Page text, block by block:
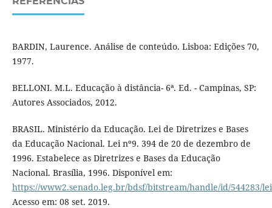
BARDIN, Laurence. Análise de conteúdo. Lisboa: Edições 70,
1977.
BELLONI. M.L. Educação à distância- 6ª. Ed. - Campinas, SP:
Autores Associados, 2012.
BRASIL. Ministério da Educação. Lei de Diretrizes e Bases
da Educação Nacional. Lei nº9. 394 de 20 de dezembro de
1996. Estabelece as Diretrizes e Bases da Educação
Nacional. Brasília, 1996. Disponível em:
https://www2.senado.leg.br/bdsf/bitstream/handle/id/544283/
Acesso em: 08 set. 2019.